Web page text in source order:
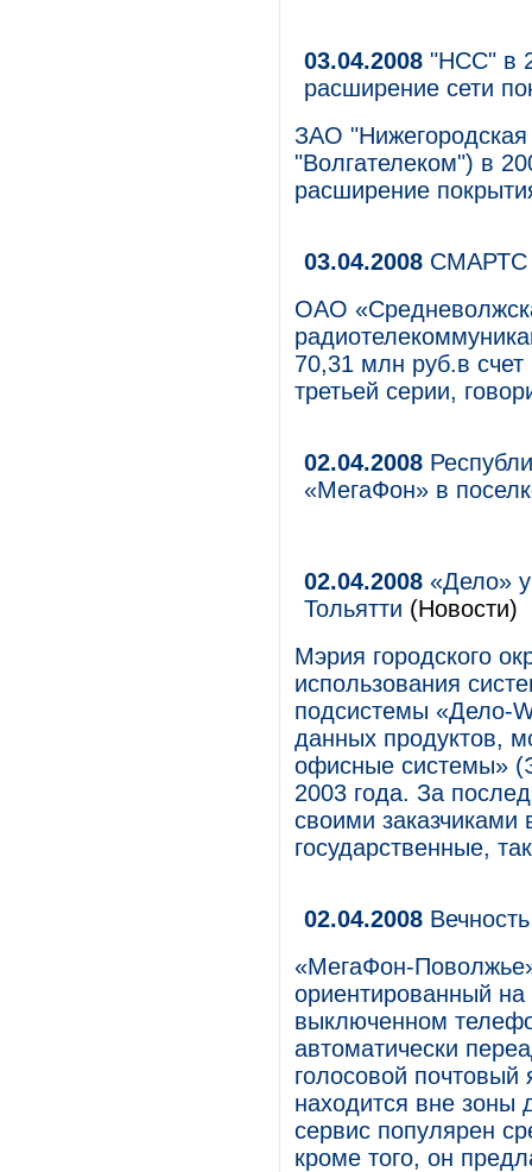
03.04.2008 "НСС" в
расширение сети
ЗАО
"Волгателеком") в
расширение
03.04.2008 СМАРТС
ОАО
70,31 млн руб.в счет
третьей серии,
02.04.2008
«МегаФон» в
02.04.2008 «Дело»
Тольятти (Новости)
Мэрия городского
использования
подсистемы «Дело-
данных продуктов,
офисные системы»
2003 года. За
своими
государственные,
02.04.2008
«МегаФон-
ориентированный
выключенном
автоматически
голосовой
находится вне зоны
сервис популярен
кроме того, он